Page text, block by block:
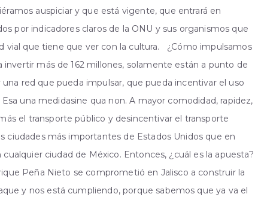
auspiciar y que está vigente, que entrará en
por indicadores claros de la ONU y sus organismos que
vial que tiene que ver con la cultura. ¿Cómo impulsamos
más de 162 millones, solamente están a punto de
red que pueda impulsar, que pueda incentivar el uso
una medidasine qua non. A mayor comodidad, rapidez,
el transporte público y desincentivar el transporte
ciudades más importantes de Estados Unidos que en
ciudad de México. Entonces, ¿cuál es la apuesta?
Peña Nieto se comprometió en Jalisco a construir la
y nos está cumpliendo, porque sabemos que ya va el